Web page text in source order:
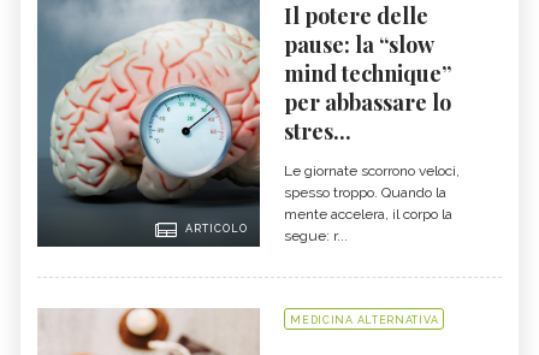
ARTICOLO
Il potere delle
pause: la “slow
mind technique”
per abbassare lo
stres...
Le giornate scorrono veloci,
spesso troppo. Quando la
mente accelera, il corpo la
segue: r...
MEDICINA ALTERNATIVA